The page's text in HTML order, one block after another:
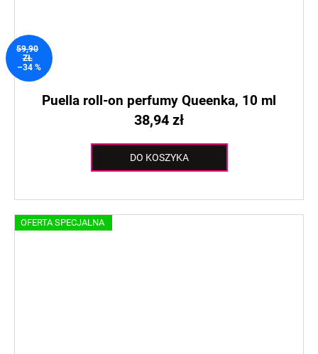
59,90
ZŁ
–34 %
Puella roll-on perfumy Queenka, 10 ml
38,94 zł
DO KOSZYKA
OFERTA SPECJALNA